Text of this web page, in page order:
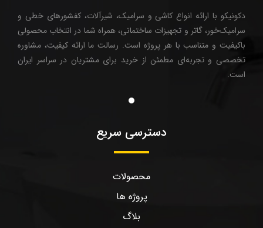
دکونیکو با ارائه انواع کاشی و سرامیک، شیرآلات، کفشورهای خطی و
سرامیک‌خور، گاتر و تجهیزات ساختمانی، همراه شما در انتخاب محصولی
باکیفیت و متناسب با هر پروژه است. رسالت ما ارائه کیفیت، مشاوره
تخصصی و تجربه‌ای مطمئن از خرید برای مشتریان در سراسر ایران
است.
دسترسی سریع
محصولات
پروژه ها
بلاگ